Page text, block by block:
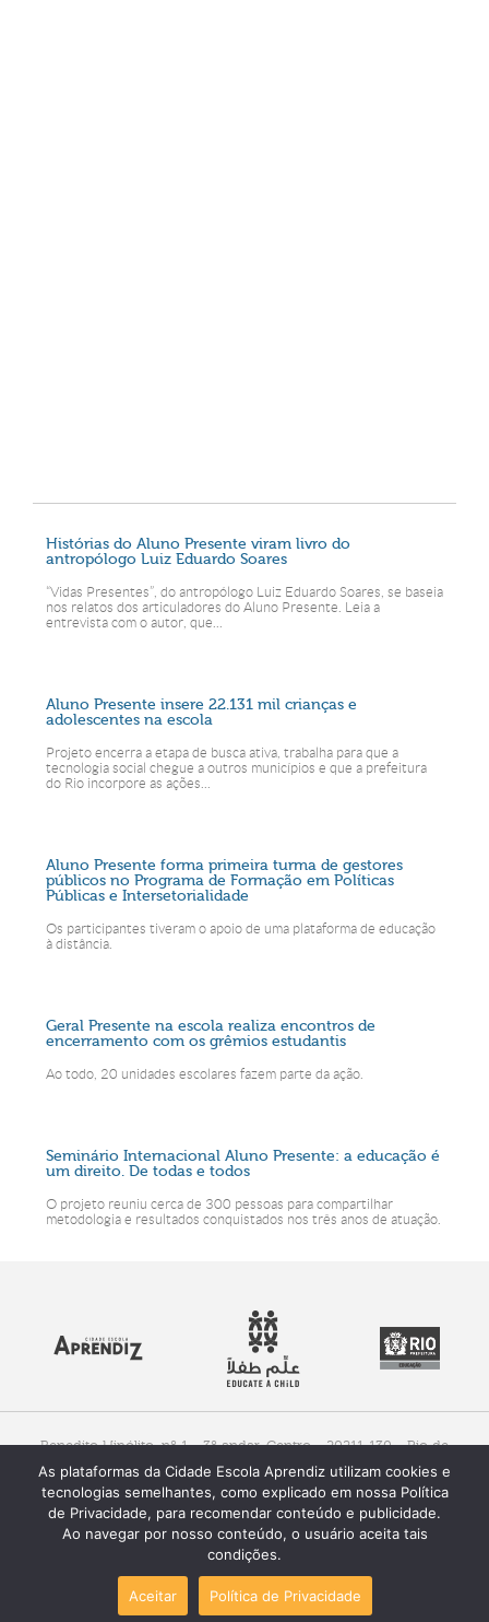
Histórias do Aluno Presente viram livro do
antropólogo Luiz Eduardo Soares
“Vidas Presentes”, do antropólogo Luiz Eduardo Soares, se baseia
nos relatos dos articuladores do Aluno Presente. Leia a
entrevista com o autor, que...
Aluno Presente insere 22.131 mil crianças e
adolescentes na escola
Projeto encerra a etapa de busca ativa, trabalha para que a
tecnologia social chegue a outros municípios e que a prefeitura
do Rio incorpore as ações...
Aluno Presente forma primeira turma de gestores
públicos no Programa de Formação em Políticas
Públicas e Intersetorialidade
Os participantes tiveram o apoio de uma plataforma de educação
à distância.
Geral Presente na escola realiza encontros de
encerramento com os grêmios estudantis
Ao todo, 20 unidades escolares fazem parte da ação.
Seminário Internacional Aluno Presente: a educação é
um direito. De todas e todos
O projeto reuniu cerca de 300 pessoas para compartilhar
metodologia e resultados conquistados nos três anos de atuação.
Benedito Hipólito, nº 1 - 3º andar, Centro - 20211-130 - Rio de
Fone (+55) 21 3521.1670 / 1671
Whatsapp: (21) 99184-5753
As plataformas da Cidade Escola Aprendiz utilizam cookies e
tecnologias semelhantes, como explicado em nossa Política
de Privacidade, para recomendar conteúdo e publicidade.
Ao navegar por nosso conteúdo, o usuário aceita tais
condições.
Aceitar Política de Privacidade